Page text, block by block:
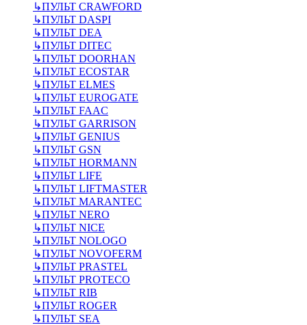
↳ПУЛЬТ CRAWFORD
↳ПУЛЬТ DASPI
↳ПУЛЬТ DEA
↳ПУЛЬТ DITEC
↳ПУЛЬТ DOORHAN
↳ПУЛЬТ ECOSTAR
↳ПУЛЬТ ELMES
↳ПУЛЬТ EUROGATE
↳ПУЛЬТ FAAC
↳ПУЛЬТ GARRISON
↳ПУЛЬТ GENIUS
↳ПУЛЬТ GSN
↳ПУЛЬТ HORMANN
↳ПУЛЬТ LIFE
↳ПУЛЬТ LIFTMASTER
↳ПУЛЬТ MARANTEC
↳ПУЛЬТ NERO
↳ПУЛЬТ NICE
↳ПУЛЬТ NOLOGO
↳ПУЛЬТ NOVOFERM
↳ПУЛЬТ PRASTEL
↳ПУЛЬТ PROTECO
↳ПУЛЬТ RIB
↳ПУЛЬТ ROGER
↳ПУЛЬТ SEA